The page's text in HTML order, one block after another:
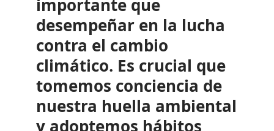
importante que
desempeñar en la lucha
contra el cambio
climático. Es crucial que
tomemos conciencia de
nuestra huella ambiental
y adoptemos hábitos